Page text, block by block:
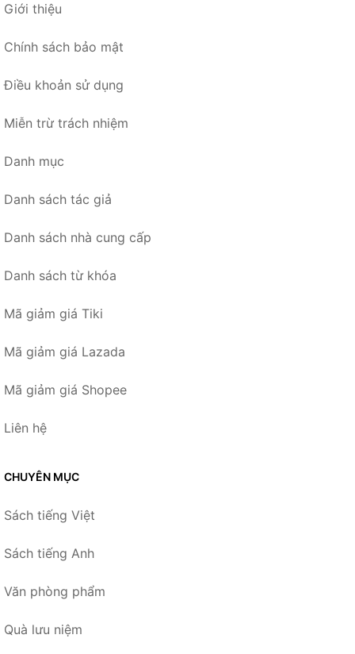
Giới thiệu
Chính sách bảo mật
Điều khoản sử dụng
Miễn trừ trách nhiệm
Danh mục
Danh sách tác giả
Danh sách nhà cung cấp
Danh sách từ khóa
Mã giảm giá Tiki
Mã giảm giá Lazada
Mã giảm giá Shopee
Liên hệ
CHUYÊN MỤC
Sách tiếng Việt
Sách tiếng Anh
Văn phòng phẩm
Quà lưu niệm